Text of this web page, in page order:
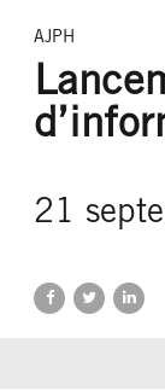
AJPH
21